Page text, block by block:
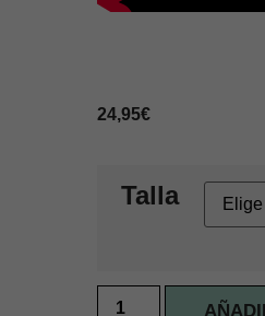
24,95€
Talla